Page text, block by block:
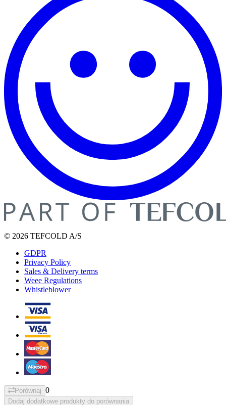
© 2026 TEFCOLD A/S
GDPR
Privacy Policy
Sales & Delivery terms
Weee Regulations
Whistleblower
Porównaj 0
Dodaj dodatkowe produkty do porównania